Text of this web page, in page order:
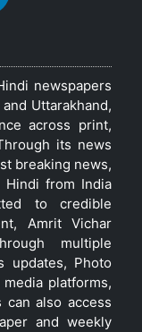
newspapers
Uttarakhand,
across print,
its news
breaking news,
Hindi from India
to credible
Amrit Vichar
multiple
updates, Photo
platforms,
can also access
and weekly